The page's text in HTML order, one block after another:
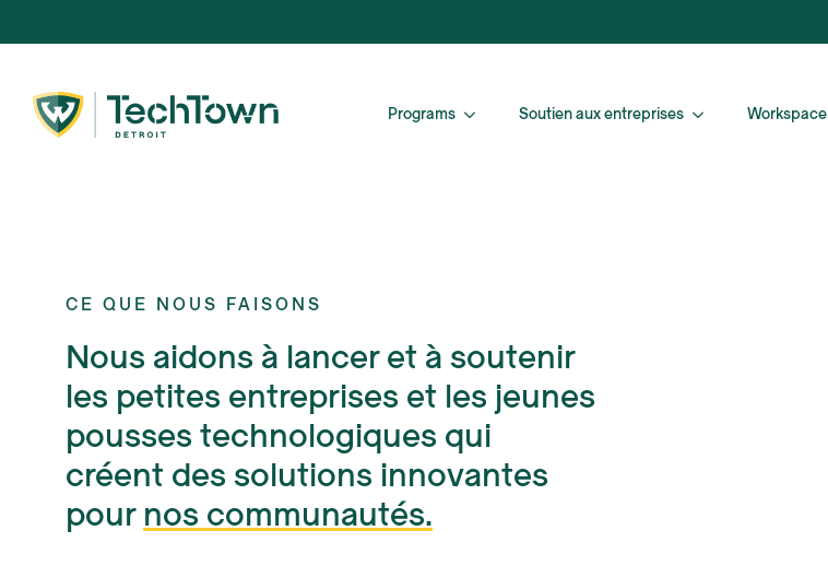
Programs Soutien aux entreprises Workspace
CE QUE NOUS FAISONS
Nous aidons à lancer et à soutenir
les petites entreprises et les jeunes
pousses technologiques qui
créent des solutions innovantes
pour nos communautés.